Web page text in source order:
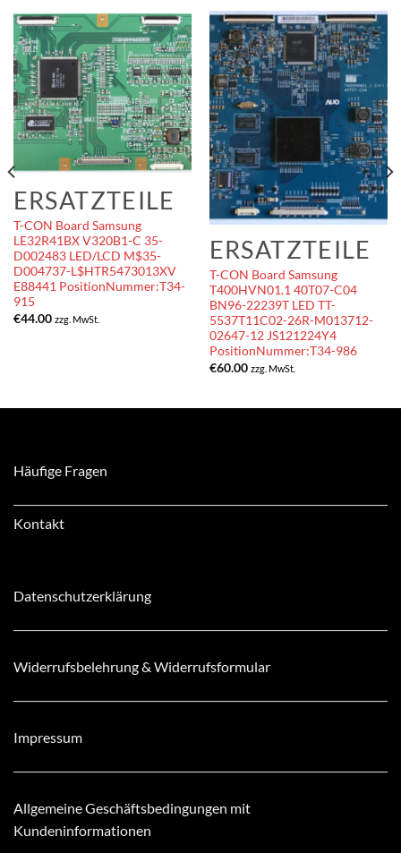
ERSATZTEILE
T-CON Board Samsung
LE32R41BX V320B1-C 35-
D002483 LED/LCD M$35-
D004737-L$HTR5473013XV
E88441 PositionNummer:T34-
915
€44.00 zzg. MwSt.
ERSATZTEILE
T-CON Board Samsung
T400HVN01.1 40T07-C04
BN96-22239T LED TT-
5537T11C02-26R-M013712-
02647-12 JS121224Y4
PositionNummer:T34-986
€60.00 zzg. MwSt.
Häufige Fragen
Kontakt
Datenschutzerklärung
Widerrufsbelehrung & Widerrufsformular
Impressum
Allgemeine Geschäftsbedingungen mit
Kundeninformationen